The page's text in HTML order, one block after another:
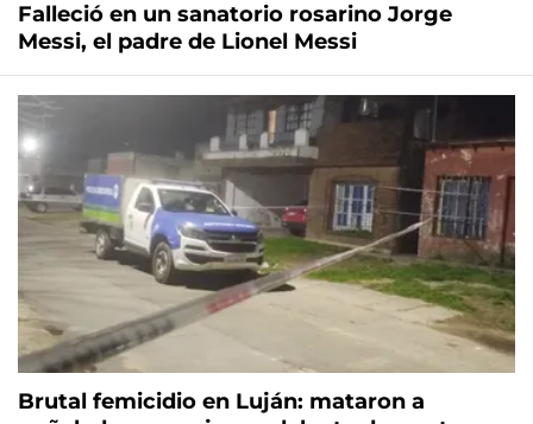
Falleció en un sanatorio rosarino Jorge
Messi, el padre de Lionel Messi
Brutal femicidio en Luján: mataron a